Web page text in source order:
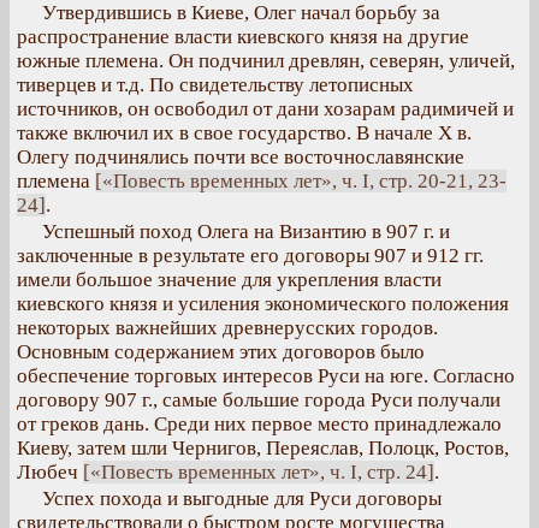
Утвердившись в Киеве, Олег начал борьбу за
распространение власти киевского князя на другие
южные племена. Он подчинил древлян, северян, уличей,
тиверцев и т.д. По свидетельству летописных
источников, он освободил от дани хозарам радимичей и
также включил их в свое государство. В начале X в.
Олегу подчинялись почти все восточнославянские
племена [«Повесть временных лет», ч. I, стр. 20-21, 23-
24].
Успешный поход Олега на Византию в 907 г. и
заключенные в результате его договоры 907 и 912 гг.
имели большое значение для укрепления власти
киевского князя и усиления экономического положения
некоторых важнейших древнерусских городов.
Основным содержанием этих договоров было
обеспечение торговых интересов Руси на юге. Согласно
договору 907 г., самые большие города Руси получали
от греков дань. Среди них первое место принадлежало
Киеву, затем шли Чернигов, Переяслав, Полоцк, Ростов,
Любеч [«Повесть временных лет», ч. I, стр. 24].
Успех похода и выгодные для Руси договоры
свидетельствовали о быстром росте могущества